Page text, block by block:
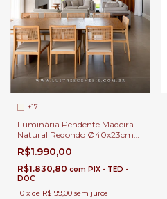
+17
Luminária Pendente Madeira
Natural Redondo Ø40x23cm
Cúpula Tecido Bege Lâmpada
E-27 Para Mesa de Jantar |
Linha Carimbó
R$1.990,00
R$1.830,80 com PIX • TED •
DOC
10 x de R$199,00 sem juros